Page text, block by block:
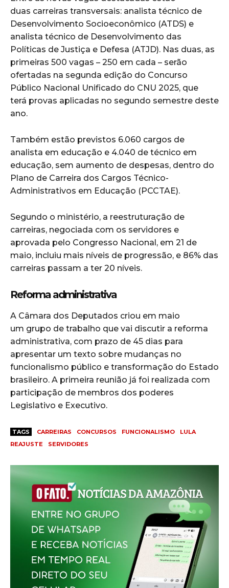
duas carreiras transversais: analista técnico de
Desenvolvimento Socioeconômico (ATDS) e
analista técnico de Desenvolvimento das
Políticas de Justiça e Defesa (ATJD). Nas duas, as
primeiras 500 vagas – 250 em cada – serão
ofertadas na segunda edição do Concurso
Público Nacional Unificado do CNU 2025, que
terá provas aplicadas no segundo semestre deste
ano.
Também estão previstos 6.060 cargos de
analista em educação e 4.040 de técnico em
educação, sem aumento de despesas, dentro do
Plano de Carreira dos Cargos Técnico-
Administrativos em Educação (PCCTAE).
Segundo o ministério, a reestruturação de
carreiras, negociada com os servidores e
aprovada pelo Congresso Nacional, em 21 de
maio, incluiu mais níveis de progressão, e 86% das
carreiras passam a ter 20 níveis.
Reforma administrativa
A Câmara dos Deputados criou em maio
um grupo de trabalho que vai discutir a reforma
administrativa, com prazo de 45 dias para
apresentar um texto sobre mudanças no
funcionalismo público e transformação do Estado
brasileiro. A primeira reunião já foi realizada com
participação de membros dos poderes
Legislativo e Executivo.
TAGS CARREIRAS CONCURSOS FUNCIONALISMO
LULA
REAJUSTE
SERVIDORES